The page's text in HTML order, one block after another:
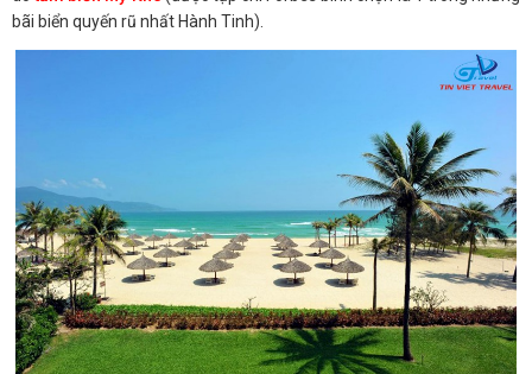
bãi biển quyến rũ nhất Hành Tinh).